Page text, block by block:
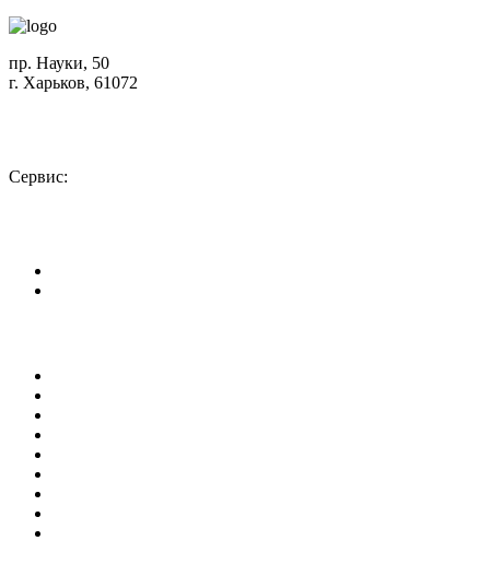
пр. Науки, 50
г. Харьков, 61072
Сервис: